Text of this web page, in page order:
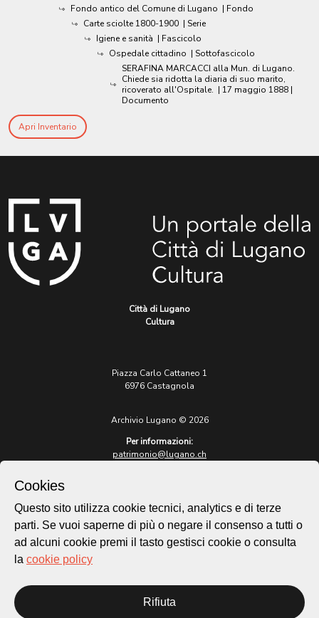
Fondo antico del Comune di Lugano | Fondo
Carte sciolte 1800-1900 | Serie
Igiene e sanità | Fascicolo
Ospedale cittadino | Sottofascicolo
SERAFINA MARCACCI alla Mun. di Lugano.
Chiede sia ridotta la diaria di suo marito,
ricoverato all'Ospitale. | 17 maggio 1888 |
Documento
Apri Inventario
Città di Lugano
Cultura
Piazza Carlo Cattaneo 1
6976 Castagnola
Archivio Lugano © 2026
Per informazioni:
patrimonio@lugano.ch
lugano.ch
Cookie policy
Homepage
Temi
Cookies
Questo sito utilizza cookie tecnici, analytics e di terze
parti. Se vuoi saperne di più o negare il consenso a tutti o
ad alcuni cookie premi il tasto gestisci cookie o consulta
la cookie policy
Rifiuta